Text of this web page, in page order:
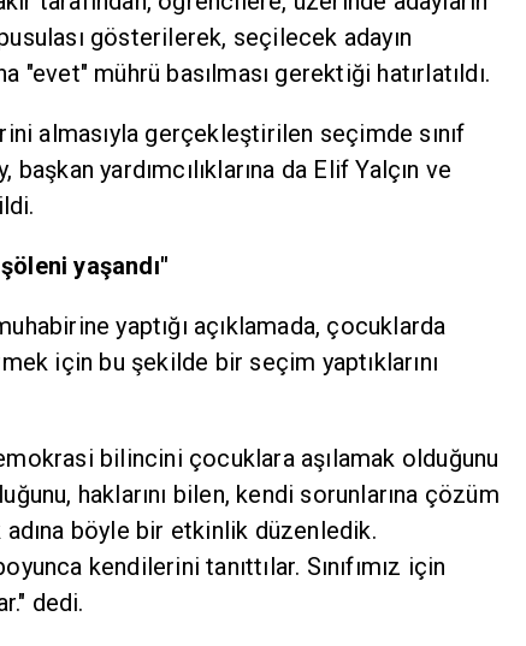
gösterilerek, seçilecek adayın
"evet" mührü basılması gerektiği hatırlatıldı.
almasıyla gerçekleştirilen seçimde sınıf
başkan yardımcılıklarına da Elif Yalçın ve
yaşandı"
yaptığı açıklamada, çocuklarda
için bu şekilde bir seçim yaptıklarını
bilincini çocuklara aşılamak olduğunu
haklarını bilen, kendi sorunlarına çözüm
böyle bir etkinlik düzenledik.
kendilerini tanıttılar. Sınıfımız için
dedi.